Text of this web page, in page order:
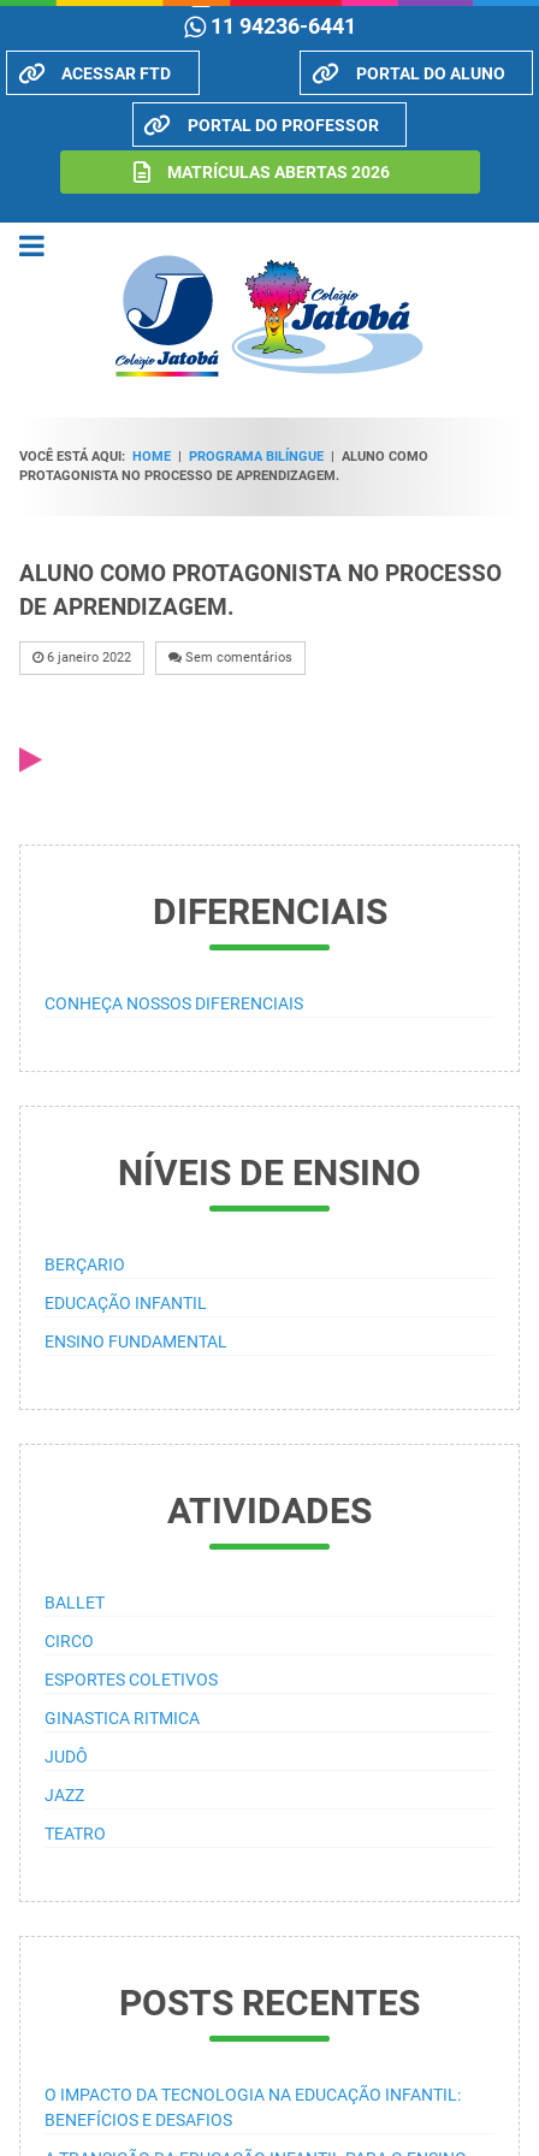
11 94236-6441
ACESSAR FTD PORTAL DO ALUNO
PORTAL DO PROFESSOR
MATRÍCULAS ABERTAS 2026
VOCÊ ESTÁ AQUI: HOME | PROGRAMA BILÍNGUE | ALUNO COMO
PROTAGONISTA NO PROCESSO DE APRENDIZAGEM.
ALUNO COMO PROTAGONISTA NO PROCESSO
DE APRENDIZAGEM.
6 janeiro 2022 Sem comentários
DIFERENCIAIS
CONHEÇA NOSSOS DIFERENCIAIS
NÍVEIS DE ENSINO
BERÇARIO
EDUCAÇÃO INFANTIL
ENSINO FUNDAMENTAL
ATIVIDADES
BALLET
CIRCO
ESPORTES COLETIVOS
GINASTICA RITMICA
JUDÔ
JAZZ
TEATRO
POSTS RECENTES
O IMPACTO DA TECNOLOGIA NA EDUCAÇÃO INFANTIL:
BENEFÍCIOS E DESAFIOS